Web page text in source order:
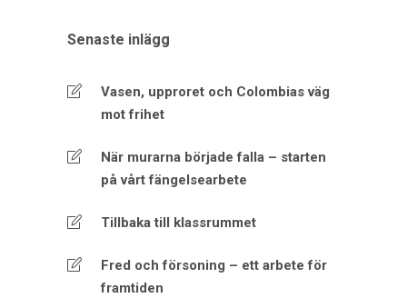
Senaste inlägg
Vasen, upproret och Colombias väg
mot frihet
När murarna började falla – starten
på vårt fängelsearbete
Tillbaka till klassrummet
Fred och försoning – ett arbete för
framtiden